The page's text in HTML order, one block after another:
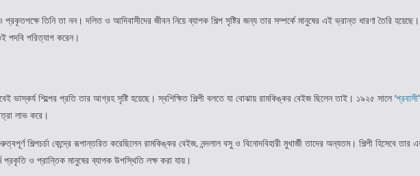
তিনি তা নন। দলিত ও আদিবাসীদের জীবন নিয়ে ব্যাপক শিল্প সৃষ্টির জন্য তার সম্পর্কে মানুষের এই ভ্রান্ত ধারণা তৈরি
পদবি পরিত্যাগ করেন।
ভাস্কর্য শিল্পের প্রতি তার আগ্রহ সৃষ্টি হয়েছে। স্বশিক্ষিত শিল্পী বলতে যা বোঝায় রামকিঙ্কর বেইজ ছিলেন তাই। ১৯২৫ সালে ‘প্রবাসী
লাভ করে।
শিল্পচর্চা কেন্দ্রে রূপান্তরিত করেছিলেন রামকিঙ্কর বেইজ, নন্দলাল বসু ও বিনোদবিহারী মুখার্জী তাদের অন্যতম। শিল্পী হিসেবে তার
প্রকৃতি ও প্রান্তিক মানুষের ব্যাপক উপস্থিতি লক্ষ করা যায়।